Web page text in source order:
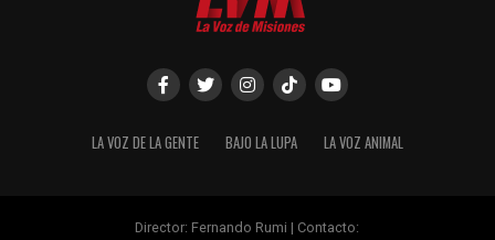
LA VOZ DE LA GENTE BAJO LA LUPA LA VOZ ANIMAL
Director: Fernando Rumi | Contacto: